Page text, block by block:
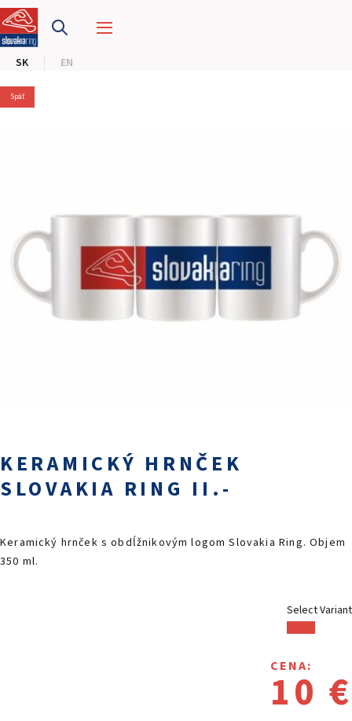
SK EN
PRETEKÁRSKY OKRUH
MOTOKÁRY
SK
EN
MAPA STRÁNKY
Späť
KERAMICKÝ HRNČEK
SLOVAKIA RING II.-
Keramický hrnček s obdĺžnikovým logom Slovakia Ring. Objem
350 ml.
Select Variant
CENA:
10 €